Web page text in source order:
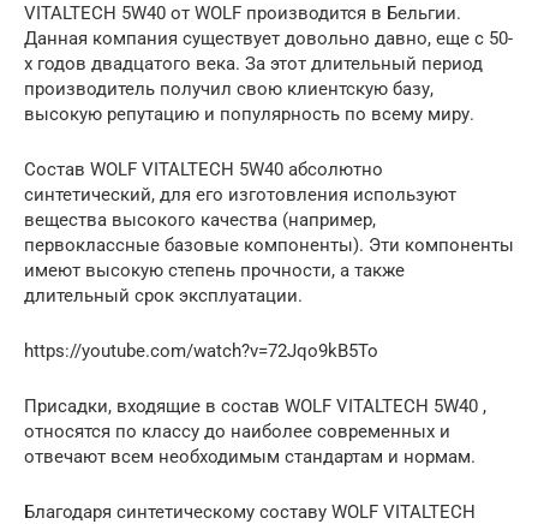
VITALTECH 5W40 от WOLF производится в Бельгии.
Данная компания существует довольно давно, еще с 50-
х годов двадцатого века. За этот длительный период
производитель получил свою клиентскую базу,
высокую репутацию и популярность по всему миру.
Состав WOLF VITALTECH 5W40 абсолютно
синтетический, для его изготовления используют
вещества высокого качества (например,
первоклассные базовые компоненты). Эти компоненты
имеют высокую степень прочности, а также
длительный срок эксплуатации.
https://youtube.com/watch?v=72Jqo9kB5To
Присадки, входящие в состав WOLF VITALTECH 5W40 ,
относятся по классу до наиболее современных и
отвечают всем необходимым стандартам и нормам.
Благодаря синтетическому составу WOLF VITALTECH